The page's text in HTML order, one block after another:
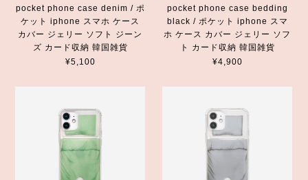
pocket phone case denim / ポ
ケット iphone スマホ ケース
カバー ジェリー ソフト ジーン
ズ カード収納 韓国雑貨
¥5,100
pocket phone case bedding
black / ポケット iphone スマ
ホ ケース カバー ジェリー ソフ
ト カード収納 韓国雑貨
¥4,900